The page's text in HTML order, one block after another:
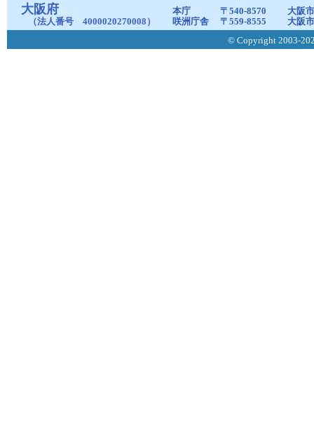
大阪府
（法人番号 4000020270008）
本庁 〒540-8570
大阪
咲洲庁舎
〒559-8555
大阪
© Copyright 2003-